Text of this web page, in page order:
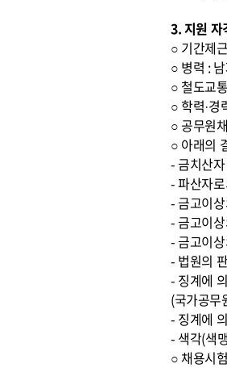
3. 지원 자
○ 기간제
○ 병력 :
○ 철도교
○ 학력·경
○ 공무원
○ 아래의
- 금치산
- 파산자
- 금고이
- 금고이
- 금고이
- 법원의
- 징계에
(국가공무
- 징계에
- 색각(색
○ 채용시